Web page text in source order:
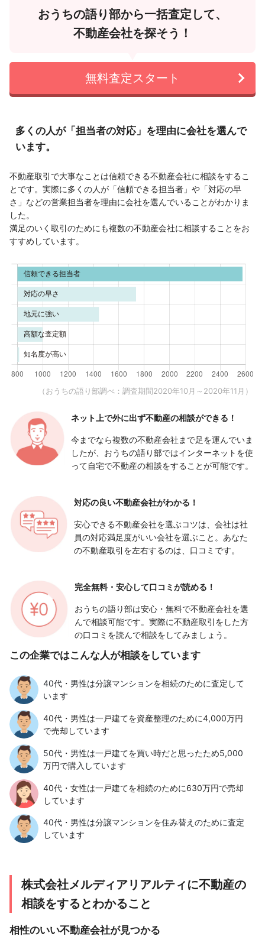
おうちの語り部から一括査定して、
不動産会社を探そう！
無料査定スタート
多くの人が「担当者の対応」を理由に会社を選んで
います。
不動産取引で大事なことは信頼できる不動産会社に相談をするこ
とです。実際に多くの人が「信頼できる担当者」や「対応の早
さ」などの営業担当者を理由に会社を選んでいることがわかりま
した。
満足のいく取引のためにも複数の不動産会社に相談することをお
すすめしています。
（おうちの語り部調べ：調査期間2020年10月～2020年11月）
ネット上で外に出ず不動産の相談ができる！
今までなら複数の不動産会社まで足を運んでいま
したが、おうちの語り部ではインターネットを使
って自宅で不動産の相談をすることが可能です。
対応の良い不動産会社がわかる！
安心できる不動産会社を選ぶコツは、会社は社
員の対応満足度がいい会社を選ぶこと。あなた
の不動産取引を左右するのは、口コミです。
完全無料・安心して口コミが読める！
おうちの語り部は安心・無料で不動産会社を選
んで相談可能です。実際に不動産取引をした方
の口コミを読んで相談をしてみましょう。
この企業ではこんな人が相談をしています
40代・男性は分譲マンションを相続のために査定して
います
40代・男性は一戸建てを資産整理のために4,000万円
で売却しています
50代・男性は一戸建てを買い時だと思ったため5,000
万円で購入しています
40代・女性は一戸建てを相続のために630万円で売却
しています
40代・男性は分譲マンションを住み替えのために査定
しています
株式会社メルディアリアルティに不動産の
相談をするとわかること
相性のいい不動産会社が見つかる